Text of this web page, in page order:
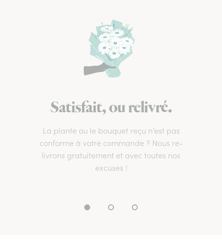
Satisfait, ou relivré.
La plante ou le bouquet reçu n’est pas
conforme à votre commande ? Nous re-
livrons gratuitement et avec toutes nos
excuses !